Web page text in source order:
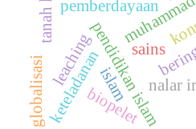
pendidikan islamnalar
pemberdayaan
keteladanan
globalisasi biopelet
leachingislam
sains